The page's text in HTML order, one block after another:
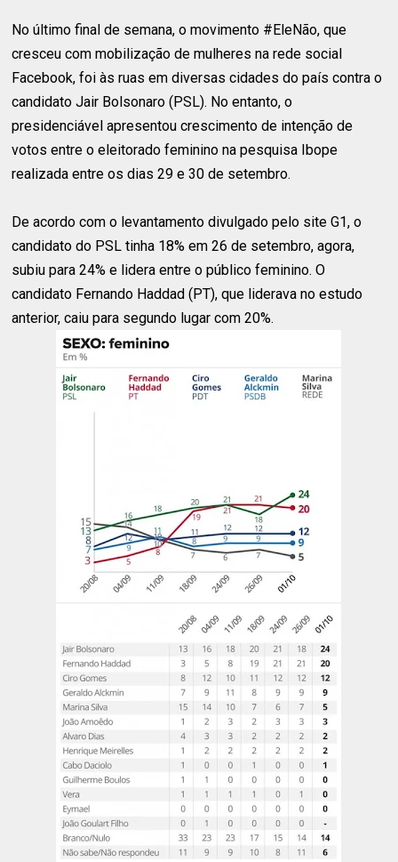
No último final de semana, o movimento #EleNão, que
cresceu com mobilização de mulheres na rede social
Facebook, foi às ruas em diversas cidades do país contra o
candidato Jair Bolsonaro (PSL). No entanto, o
presidenciável apresentou crescimento de intenção de
votos entre o eleitorado feminino na pesquisa Ibope
realizada entre os dias 29 e 30 de setembro.
De acordo com o levantamento divulgado pelo site G1, o
candidato do PSL tinha 18% em 26 de setembro, agora,
subiu para 24% e lidera entre o público feminino. O
candidato Fernando Haddad (PT), que liderava no estudo
anterior, caiu para segundo lugar com 20%.